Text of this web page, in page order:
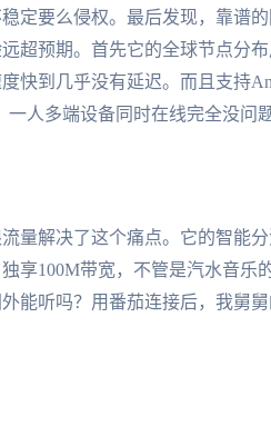
定要么侵权。最后发现，靠谱
超预期。首先它的全球节点分
快到几乎没有延迟。而且支持
人多端设备同时在线完全没问
量解决了这个痛点。它的智能
享100M带宽，不管是汽水音乐
能听吗？用番茄连接后，我舅